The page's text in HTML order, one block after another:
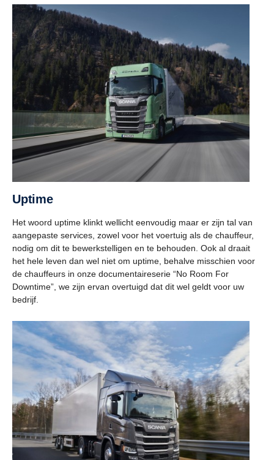
Uptime
Het woord uptime klinkt wellicht eenvoudig maar er zijn tal van
aangepaste services, zowel voor het voertuig als de chauffeur,
nodig om dit te bewerkstelligen en te behouden. Ook al draait
het hele leven dan wel niet om uptime, behalve misschien voor
de chauffeurs in onze documentaireserie “No Room For
Downtime”, we zijn ervan overtuigd dat dit wel geldt voor uw
bedrijf.